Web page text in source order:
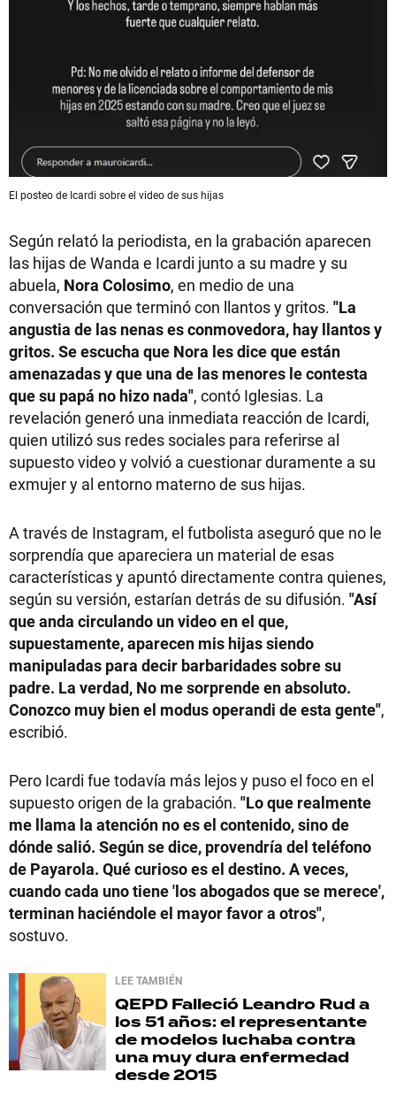
El posteo de Icardi sobre el video de sus hijas
Según relató la periodista, en la grabación aparecen
las hijas de Wanda e Icardi junto a su madre y su
abuela, Nora Colosimo, en medio de una
conversación que terminó con llantos y gritos. "La
angustia de las nenas es conmovedora, hay llantos y
gritos. Se escucha que Nora les dice que están
amenazadas y que una de las menores le contesta
que su papá no hizo nada", contó Iglesias. La
revelación generó una inmediata reacción de Icardi,
quien utilizó sus redes sociales para referirse al
supuesto video y volvió a cuestionar duramente a su
exmujer y al entorno materno de sus hijas.
A través de Instagram, el futbolista aseguró que no le
sorprendía que apareciera un material de esas
características y apuntó directamente contra quienes,
según su versión, estarían detrás de su difusión. "Así
que anda circulando un video en el que,
supuestamente, aparecen mis hijas siendo
manipuladas para decir barbaridades sobre su
padre. La verdad, No me sorprende en absoluto.
Conozco muy bien el modus operandi de esta gente",
escribió.
Pero Icardi fue todavía más lejos y puso el foco en el
supuesto origen de la grabación. "Lo que realmente
me llama la atención no es el contenido, sino de
dónde salió. Según se dice, provendría del teléfono
de Payarola. Qué curioso es el destino. A veces,
cuando cada uno tiene 'los abogados que se merece',
terminan haciéndole el mayor favor a otros",
sostuvo.
LEE TAMBIÉN
QEPD Falleció Leandro Rud a
los 51 años: el representante
de modelos luchaba contra
una muy dura enfermedad
desde 2015